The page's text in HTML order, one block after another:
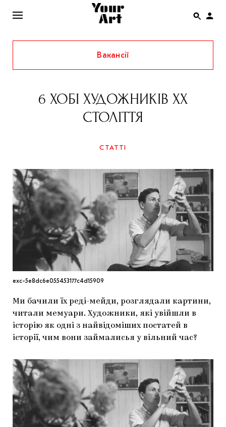
ENG
НОВИНИ
АФІША
ІНТЕРВ’Ю
СПЕЦПРОЄКТИ
THE UKRAINIAN PAVILION AT VENICE BIENNALE
2022
МАРІУПОЛЬСЬКІ МАРГІНАЛІЇ
ДОСЛІДНИЦЬКА ПЛАТФОРМА
ЗАПАЛЕННЯ
CARPATHIAN CULT ПРО РІЗДВЯНІ СВЯТА
Вакансії
6 ХОБІ ХУДОЖНИКІВ ХХ
СТОЛІТТЯ
СТАТТІ
exc-5e8dc6e055453177c4d15909
Ми бачили їх реді-мейди, розглядали картини,
читали мемуари. Художники, які увійшли в
історію як одні з найвідоміших постатей в
історії, чим вони займалисья у вільний час?